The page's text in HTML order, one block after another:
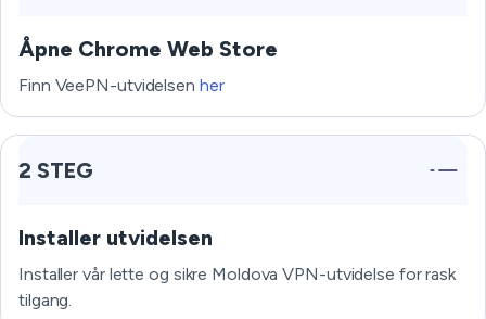
Åpne Chrome Web Store
Finn VeePN-utvidelsen her
2 STEG
Installer utvidelsen
Installer vår lette og sikre Moldova VPN-utvidelse for rask
tilgang.